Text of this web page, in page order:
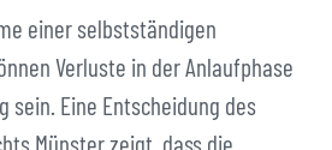
einer selbstständigen
Verluste in der Anlaufphase
sein. Eine Entscheidung des
Münster zeigt, dass die